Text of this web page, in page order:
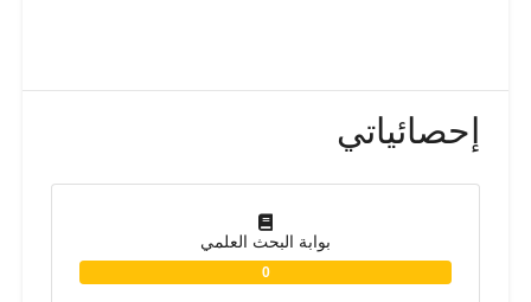
إحصائياتي
بوابة البحث العلمي
0